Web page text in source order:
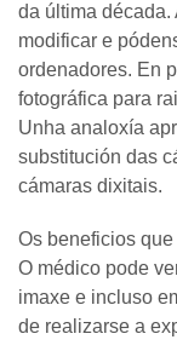
da última década.
modificar e
ordenadores. En
fotográfica para
Unha analoxía
substitución das
cámaras dixitais.
Os beneficios
O médico pode
imaxe e incluso
de realizarse a